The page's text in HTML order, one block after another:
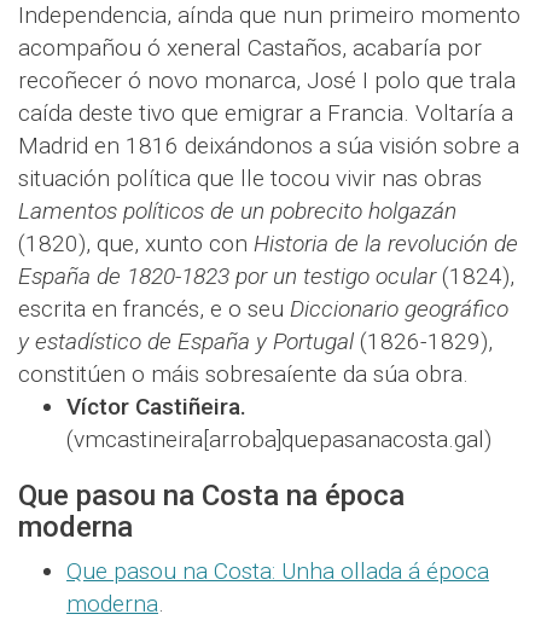
Independencia, aínda que nun primeiro momento
acompañou ó xeneral Castaños, acabaría por
recoñecer ó novo monarca, José I polo que trala
caída deste tivo que emigrar a Francia. Voltaría a
Madrid en 1816 deixándonos a súa visión sobre a
situación política que lle tocou vivir nas obras
Lamentos políticos de un pobrecito holgazán
(1820), que, xunto con Historia de la revolución de
España de 1820-1823 por un testigo ocular(1824),
escrita en francés, e o seu Diccionario geográfico
y estadístico de España y Portugal (1826-1829),
constitúen o máis sobresaíente da súa obra.
Víctor Castiñeira.
(vmcastineira[arroba]quepasanacosta.gal)
Que pasou na Costa na época
moderna
Que pasou na Costa: Unha ollada á época
moderna.